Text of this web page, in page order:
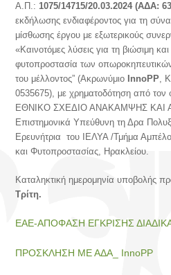
Α.Π.:1075/14715/20.03.2024 (ΑΔΑ:
εκδήλωσης ενδιαφέροντος για τη
μίσθωσης έργου με εξωτερικούς
«Καινοτόμες λύσεις για τη βιώσιμη
φυτοπροστασία των
του μέλλοντος” (Ακρωνύμιο ΙnnoPP,
0535675), με χρηματοδότηση από
ΕΘΝΙΚΟ ΣΧΕΔΙΟ ΑΝΑΚΑΜΨΗΣ ΚΑΙ
Επιστημονικά Υπεύθυνη τη Δρα
Ερευνήτρια του ΙΕΛΥΑ /Τμήμα
και Φυτοπροστασίας, Ηρακλείου.
Καταληκτική ημερομηνία υποβολής
Τρίτη.
ΕΑΕ-ΑΠΟΦΑΣΗ ΕΓΚΡΙΣΗΣ
ΠΡΟΣΚΛΗΣΗ ΜΕ ΑΔΑ_ InnoPP